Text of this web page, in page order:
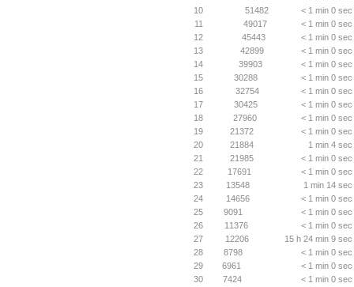
10
51482
< 1 min 0
11
49017
< 1 min 0
12
45443
< 1 min 0
13
42899
< 1 min 0
14
39903
< 1 min 0
15
30288
< 1 min 0
16
32754
< 1 min 0
17
30425
< 1 min 0
18
27960
< 1 min 0
19
21372
< 1 min 0
20
21884
1 min 4
21
21985
< 1 min 0
22
17691
< 1 min 0
23
13548
1 min 14
24
14656
< 1 min 0
25
9091
< 1 min 0
26
11376
< 1 min 0
27
12206
15 h 24 min 9
28
8798
< 1 min 0
29
6961
< 1 min 0
30
7424
< 1 min 0